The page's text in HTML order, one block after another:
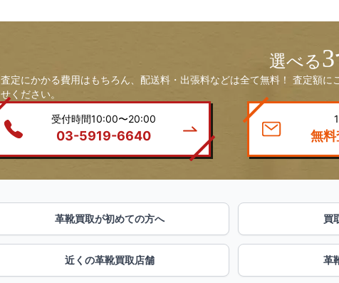
選べる
査定にかかる費用はもちろん、配送料・出張料などは全て無料！ 査定額
せください。
受付時間10:00〜20:00
03-5919-6640 無料
革靴買取が初めての方へ 買
近くの革靴買取店舗 革